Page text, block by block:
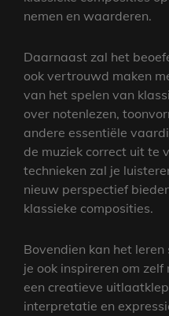
nemen en waarderen.
Daarnaast zal het
ook vertrouwd maken
van het spelen van
over notenlezen,
andere essentiële
de muziek correct uit te
technieken zal je
nieuw perspectief
klassieke composities.
Bovendien kan het
je ook inspireren om
een creatieve
interpretatie en